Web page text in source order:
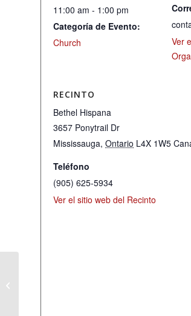
11:00 am - 1:00 pm
Categoría de Evento:
Church
Ver
RECINTO
Bethel Hispana
3657 Ponytrail Dr
Mississauga, Ontario L4X 1W5
Teléfono
(905) 625-5934
Ver el sitio web del Recinto